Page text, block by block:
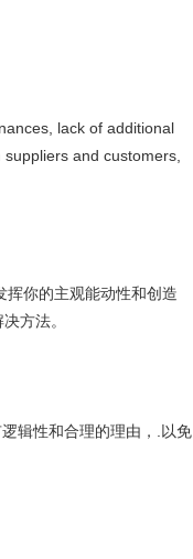
lack of additional
and customers,
挥你的主观能动性和创造
方法。
辑性和合理的理由，.以免